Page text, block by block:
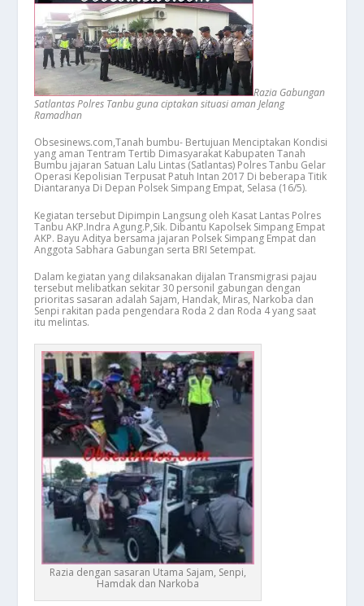
Razia Gabungan
Satlantas Polres Tanbu guna ciptakan situasi aman Jelang
Ramadhan
Obsesinews.com,Tanah bumbu- Bertujuan Menciptakan Kondisi
yang aman Tentram Tertib Dimasyarakat Kabupaten Tanah
Bumbu jajaran Satuan Lalu Lintas (Satlantas) Polres Tanbu Gelar
Operasi Kepolisian Terpusat Patuh Intan 2017 Di beberapa Titik
Diantaranya Di Depan Polsek Simpang Empat, Selasa (16/5).
Kegiatan tersebut Dipimpin Langsung oleh Kasat Lantas Polres
Tanbu AKP.Indra Agung.P,Sik. Dibantu Kapolsek Simpang Empat
AKP. Bayu Aditya bersama jajaran Polsek Simpang Empat dan
Anggota Sabhara Gabungan serta BRI Setempat.
Dalam kegiatan yang dilaksanakan dijalan Transmigrasi pajau
tersebut melibatkan sekitar 30 personil gabungan dengan
prioritas sasaran adalah Sajam, Handak, Miras, Narkoba dan
Senpi rakitan pada pengendara Roda 2 dan Roda 4 yang saat
itu melintas.
Razia dengan sasaran Utama Sajam, Senpi,
Hamdak dan Narkoba